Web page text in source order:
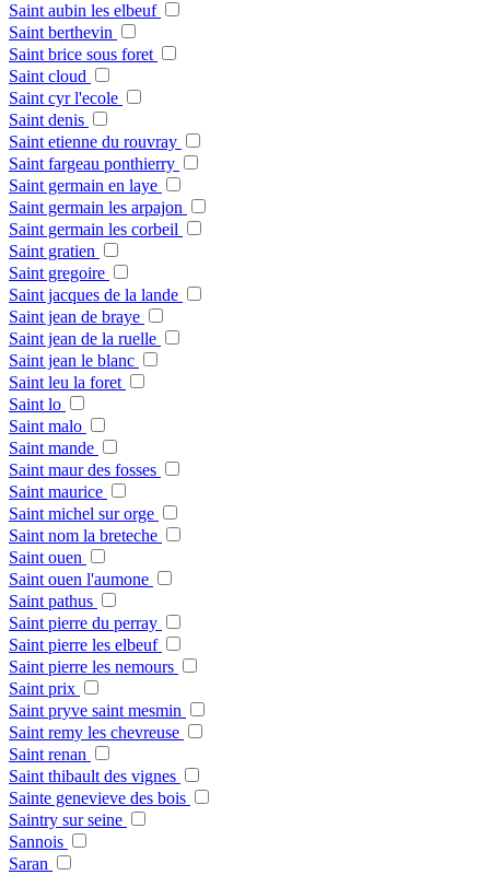
Saint aubin les elbeuf
Saint berthevin
Saint brice sous foret
Saint cloud
Saint cyr l'ecole
Saint denis
Saint etienne du rouvray
Saint fargeau ponthierry
Saint germain en laye
Saint germain les arpajon
Saint germain les corbeil
Saint gratien
Saint gregoire
Saint jacques de la lande
Saint jean de braye
Saint jean de la ruelle
Saint jean le blanc
Saint leu la foret
Saint lo
Saint malo
Saint mande
Saint maur des fosses
Saint maurice
Saint michel sur orge
Saint nom la breteche
Saint ouen
Saint ouen l'aumone
Saint pathus
Saint pierre du perray
Saint pierre les elbeuf
Saint pierre les nemours
Saint prix
Saint pryve saint mesmin
Saint remy les chevreuse
Saint renan
Saint thibault des vignes
Sainte genevieve des bois
Saintry sur seine
Sannois
Saran